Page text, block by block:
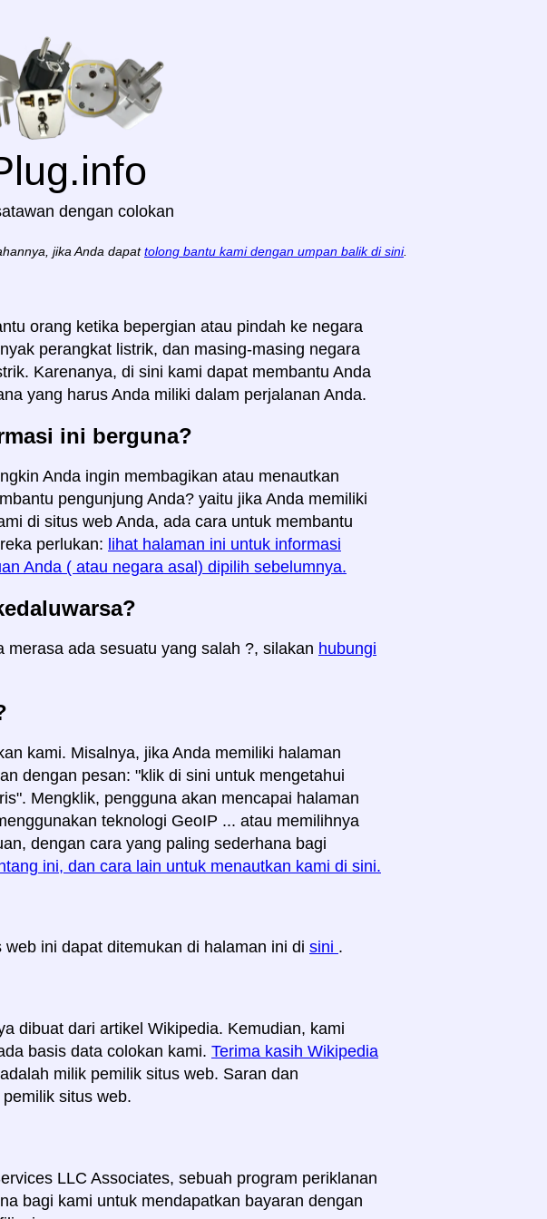
dengan colokan
jika Anda dapat tolong bantu kami dengan umpan balik di sini.
orang ketika bepergian atau pindah ke negara
perangkat listrik, dan masing-masing negara
Karenanya, di sini kami dapat membantu Anda
yang harus Anda miliki dalam perjalanan Anda.
ini berguna?
Anda ingin membagikan atau menautkan
pengunjung Anda? yaitu jika Anda memiliki
di situs web Anda, ada cara untuk membantu
perlukan: lihat halaman ini untuk informasi
Anda ( atau negara asal) dipilih sebelumnya.
ada sesuatu yang salah ?, silakan hubungi
kami. Misalnya, jika Anda memiliki halaman
dengan pesan: "klik di sini untuk mengetahui
Mengklik, pengguna akan mencapai halaman
teknologi GeoIP ... atau memilihnya
dengan cara yang paling sederhana bagi
ini, dan cara lain untuk menautkan kami di sini.
ini dapat ditemukan di halaman ini di sini .
dibuat dari artikel Wikipedia. Kemudian, kami
basis data colokan kami. Terima kasih Wikipedia
milik pemilik situs web. Saran dan
situs web.
LLC Associates, sebuah program periklanan
bagi kami untuk mendapatkan bayaran dengan